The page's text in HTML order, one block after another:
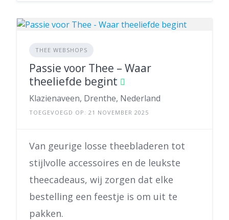
THEE WEBSHOPS
Passie voor Thee – Waar
theeliefde begint
Klazienaveen, Drenthe, Nederland
TOEGEVOEGD OP: 21 NOVEMBER 2025
Van geurige losse theebladeren tot
stijlvolle accessoires en de leukste
theecadeaus, wij zorgen dat elke
bestelling een feestje is om uit te
pakken.